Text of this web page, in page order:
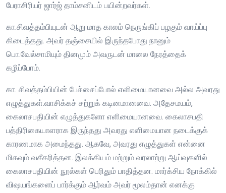
பேராசிரியர் ஜார்ஜ் தாம்சனிடம் பயின்றவர்கள்.
கா.சிவத்தம்பியுடன் ஆறு மாத காலம் நெருங்கிப் பழகும் வாய்ப்பு
கிடைத்தது. அவர் தஞ்சையில் இருந்தபோது நானும்
பொ.வேல்சாமியும் தினமும் அவருடன் மாலை நேரத்தைக்
கழிப்போம்.
கா. சிவத்தம்பியின் பேச்சைப்போல் எளிமையானவை அல்ல அவரது
எழுத்துகள்.வாசிக்கச் சற்றுக் கடினமானவை. அதேசமயம்,
கைலாசபதியின் எழுத்துகளோ எளிமையானவை. கைலாசபதி
பத்திரிகையாளராக இருந்தது அவரது எளிமையான நடைக்குக்
காரணமாக அமைந்தது. ஆகவே, அவரது எழுத்துகள் என்னை
மிகவும் வசீகரித்தன. இலக்கியம் மற்றும் வரலாற்று ஆய்வுகளில்
கைலாசபதியின் நூல்கள் பெரிதும் பாதித்தன. மார்க்சிய நோக்கில்
விஷயங்களைப் பார்க்கும் ஆர்வம் அவர் மூலம்தான் எனக்கு